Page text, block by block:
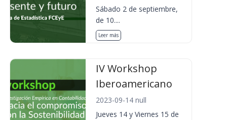
Sábado 2 de septiembre,
de 10....
Leer más
IV Workshop
Iberoamericano
2023-09-14 null
Jueves 14 y Viernes 15 de